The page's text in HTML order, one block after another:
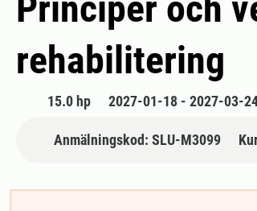
rehabilitering
15.0 hp 2027-01-18 - 2027-03-
Anmälningskod: SLU-M3099